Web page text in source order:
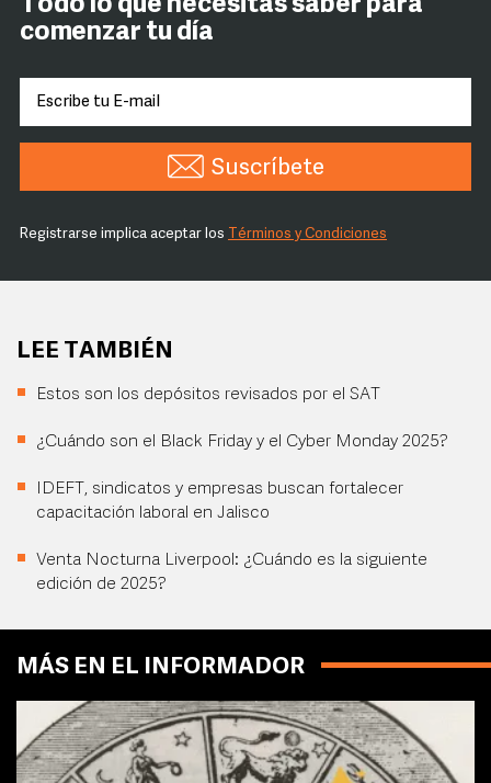
Todo lo que necesitas saber para
comenzar tu día
Suscríbete
Registrarse implica aceptar los Términos y Condiciones
LEE TAMBIÉN
Estos son los depósitos revisados por el SAT
¿Cuándo son el Black Friday y el Cyber Monday 2025?
IDEFT, sindicatos y empresas buscan fortalecer
capacitación laboral en Jalisco
Venta Nocturna Liverpool: ¿Cuándo es la siguiente
edición de 2025?
MÁS EN EL INFORMADOR